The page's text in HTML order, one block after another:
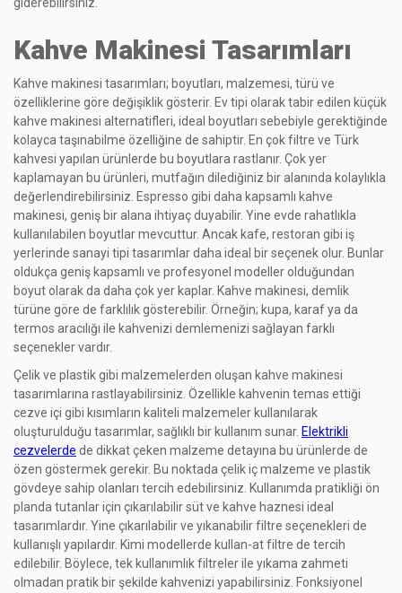
giderebilirsiniz.
Kahve Makinesi Tasarımları
Kahve makinesi tasarımları; boyutları, malzemesi, türü ve
özelliklerine göre değişiklik gösterir. Ev tipi olarak tabir edilen küçük
kahve makinesi alternatifleri, ideal boyutları sebebiyle gerektiğinde
kolayca taşınabilme özelliğine de sahiptir. En çok filtre ve Türk
kahvesi yapılan ürünlerde bu boyutlara rastlanır. Çok yer
kaplamayan bu ürünleri, mutfağın dilediğiniz bir alanında kolaylıkla
değerlendirebilirsiniz. Espresso gibi daha kapsamlı kahve
makinesi, geniş bir alana ihtiyaç duyabilir. Yine evde rahatlıkla
kullanılabilen boyutlar mevcuttur. Ancak kafe, restoran gibi iş
yerlerinde sanayi tipi tasarımlar daha ideal bir seçenek olur. Bunlar
oldukça geniş kapsamlı ve profesyonel modeller olduğundan
boyut olarak da daha çok yer kaplar. Kahve makinesi, demlik
türüne göre de farklılık gösterebilir. Örneğin; kupa, karaf ya da
termos aracılığı ile kahvenizi demlemenizi sağlayan farklı
seçenekler vardır.
Çelik ve plastik gibi malzemelerden oluşan kahve makinesi
tasarımlarına rastlayabilirsiniz. Özellikle kahvenin temas ettiği
cezve içi gibi kısımların kaliteli malzemeler kullanılarak
oluşturulduğu tasarımlar, sağlıklı bir kullanım sunar. Elektrikli
cezvelerde de dikkat çeken malzeme detayına bu ürünlerde de
özen göstermek gerekir. Bu noktada çelik iç malzeme ve plastik
gövdeye sahip olanları tercih edebilirsiniz. Kullanımda pratikliği ön
planda tutanlar için çıkarılabilir süt ve kahve haznesi ideal
tasarımlardır. Yine çıkarılabilir ve yıkanabilir filtre seçenekleri de
kullanışlı yapılardır. Kimi modellerde kullan-at filtre de tercih
edilebilir. Böylece, tek kullanımlık filtreler ile yıkama zahmeti
olmadan pratik bir şekilde kahvenizi yapabilirsiniz. Fonksiyonel